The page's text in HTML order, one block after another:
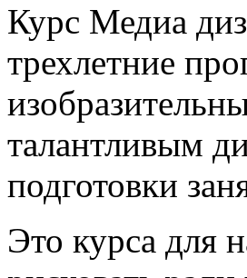
Курс Медиа
трехлетние
талантливым
подготовки
Это курса для